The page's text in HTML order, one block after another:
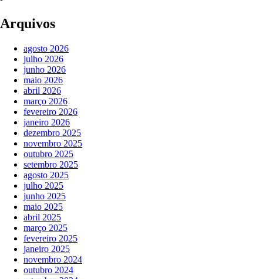
Arquivos
agosto 2026
julho 2026
junho 2026
maio 2026
abril 2026
março 2026
fevereiro 2026
janeiro 2026
dezembro 2025
novembro 2025
outubro 2025
setembro 2025
agosto 2025
julho 2025
junho 2025
maio 2025
abril 2025
março 2025
fevereiro 2025
janeiro 2025
novembro 2024
outubro 2024